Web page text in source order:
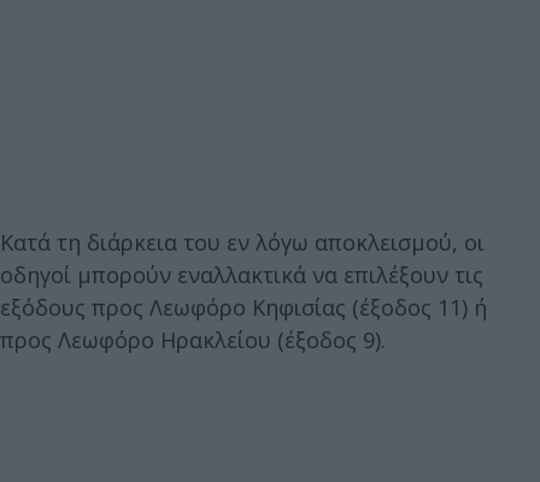
Κατά τη διάρκεια του εν λόγω αποκλεισμού, οι
οδηγοί μπορούν εναλλακτικά να επιλέξουν τις
εξόδους προς Λεωφόρο Κηφισίας (έξοδος 11) ή
προς Λεωφόρο Ηρακλείου (έξοδος 9).